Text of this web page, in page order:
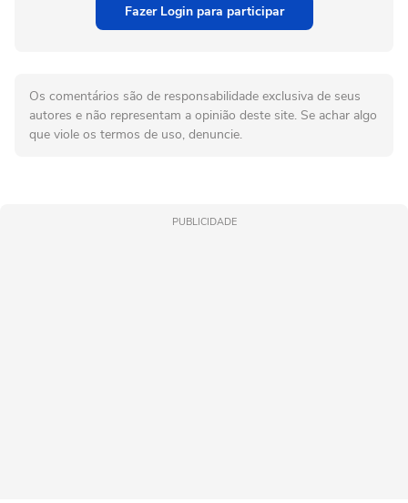
Fazer Login para participar
Os comentários são de responsabilidade exclusiva de seus
autores e não representam a opinião deste site. Se achar algo
que viole os termos de uso, denuncie.
PUBLICIDADE